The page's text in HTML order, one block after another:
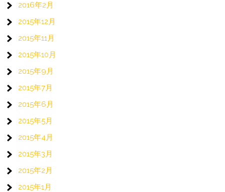
2016年2月
2015年12月
2015年11月
2015年10月
2015年9月
2015年7月
2015年6月
2015年5月
2015年4月
2015年3月
2015年2月
2015年1月